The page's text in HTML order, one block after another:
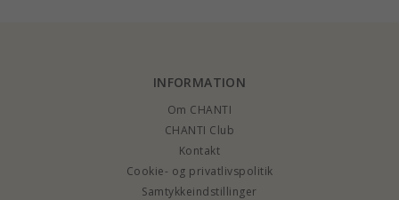
INFORMATION
Om CHANTI
CHANTI Club
Kontakt
Cookie- og privatlivspolitik
Samtykkeindstillinger